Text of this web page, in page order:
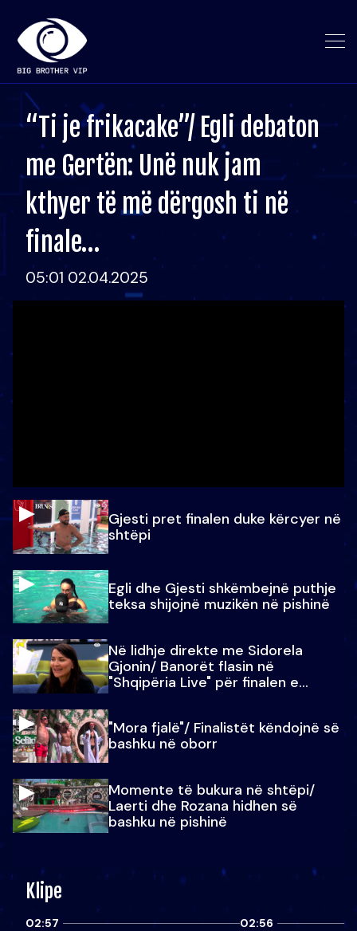
“Ti je frikacake”/ Egli debaton
me Gertën: Unë nuk jam
kthyer të më dërgosh ti në
finale…
05:01 02.04.2025
Gjesti pret finalen duke kërcyer në
shtëpi
Egli dhe Gjesti shkëmbejnë puthje
teksa shijojnë muzikën në pishinë
Në lidhje direkte me Sidorela
Gjonin/ Banorët flasin në
"Shqipëria Live" për finalen e
"Mora fjalë"/ Finalistët këndojnë së
bashku në oborr
Momente të bukura në shtëpi/
Laerti dhe Rozana hidhen së
bashku në pishinë
Klipe
02:57 02:56